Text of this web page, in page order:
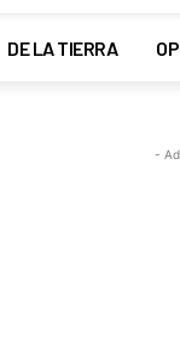
DE LA TIERRA
-